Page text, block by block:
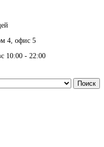
4, офис 5
10:00 - 22:00